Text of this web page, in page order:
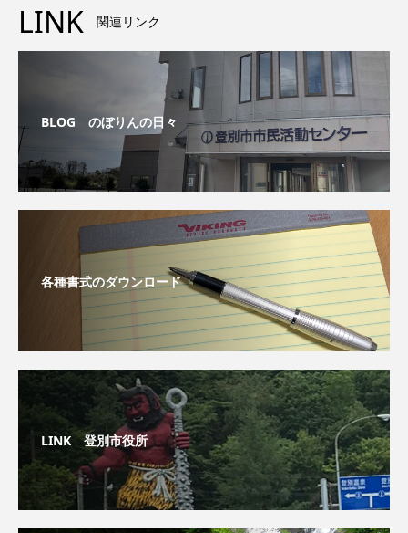
LINK 関連リンク
BLOG のぼりんの日々
各種書式のダウンロード
LINK 登別市役所